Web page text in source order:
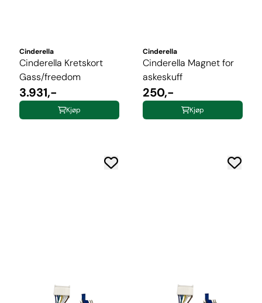
Cinderella
Cinderella Kretskort
Gass/freedom
3.931,-
Kjøp
Cinderella
Cinderella Magnet for
askeskuff
250,-
Kjøp